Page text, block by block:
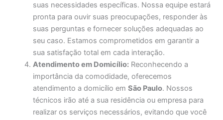
suas necessidades específicas. Nossa equipe estará
pronta para ouvir suas preocupações, responder às
suas perguntas e fornecer soluções adequadas ao
seu caso. Estamos comprometidos em garantir a
sua satisfação total em cada interação.
Atendimento em Domicílio: Reconhecendo a
importância da comodidade, oferecemos
atendimento a domicílio emSão Paulo. Nossos
técnicos irão até a sua residência ou empresa para
realizar os serviços necessários, evitando que você